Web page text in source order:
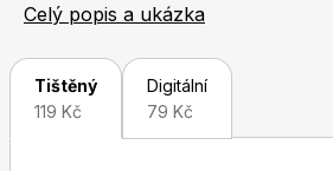
děním, partnerskými vztahy či
módním časopisem ve světě i u
Celý popis a ukázka
Tištěný
119 Kč
Digitální
79 Kč